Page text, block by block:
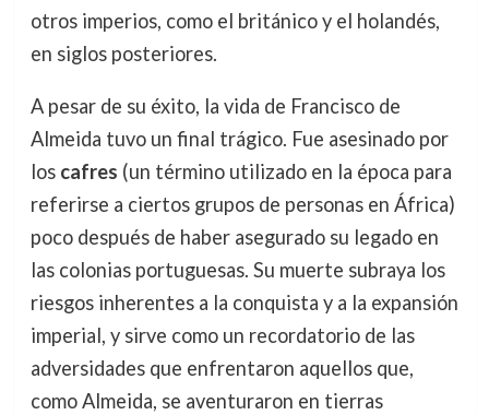
otros imperios, como el británico y el holandés,
en siglos posteriores.
A pesar de su éxito, la vida de Francisco de
Almeida tuvo un final trágico. Fue asesinado por
los cafres (un término utilizado en la época para
referirse a ciertos grupos de personas en África)
poco después de haber asegurado su legado en
las colonias portuguesas. Su muerte subraya los
riesgos inherentes a la conquista y a la expansión
imperial, y sirve como un recordatorio de las
adversidades que enfrentaron aquellos que,
como Almeida, se aventuraron en tierras